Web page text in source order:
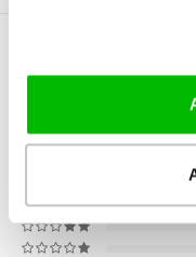
BEOORDELINGEN